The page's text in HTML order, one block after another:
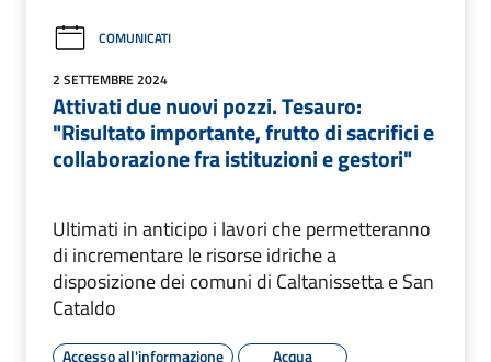
COMUNICATI
2 SETTEMBRE 2024
Attivati due nuovi pozzi. Tesauro:
"Risultato importante, frutto di sacrifici e
collaborazione fra istituzioni e gestori"
Ultimati in anticipo i lavori che permetteranno
di incrementare le risorse idriche a
disposizione dei comuni di Caltanissetta e San
Cataldo
Accesso all'informazione
Acqua